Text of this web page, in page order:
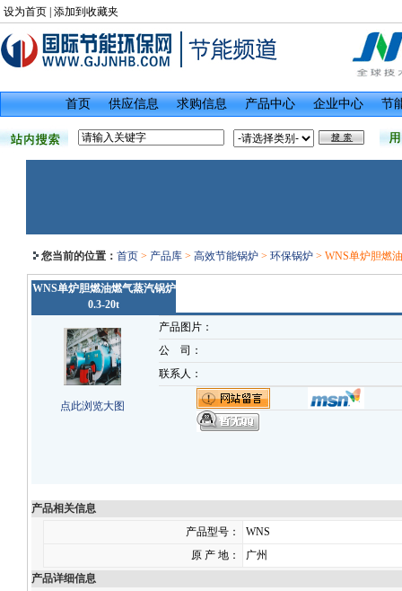
设为首页 添加到收藏夹
首页 供应信息 求购信息 产品中心 企业中心 节
您当前的位置： 首页> 产品库> 高效节能锅炉 > 环保锅炉> WNS单炉胆燃
WNS单炉胆燃油燃气蒸汽锅炉
0.3-20t
点此浏览大图
产品图片：
公 司：
联系人：
产品相关信息
产品型号：
WNS
原 产 地：
广州
产品详细信息